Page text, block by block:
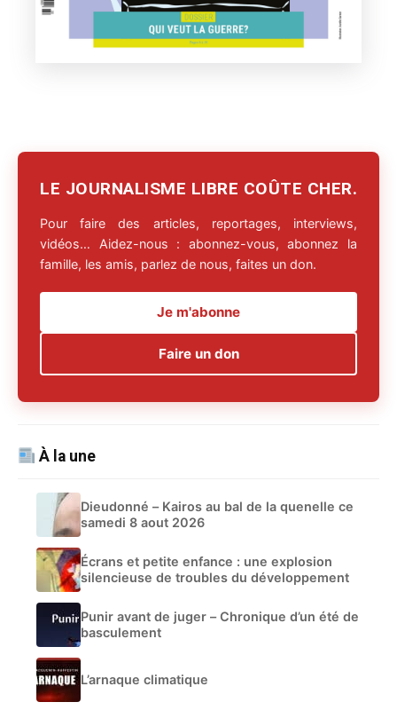
LE JOURNALISME LIBRE COÛTE CHER.
Pour faire des articles, reportages, interviews,
vidéos… Aidez-nous : abonnez-vous, abonnez la
famille, les amis, parlez de nous, faites un don.
Je m'abonne
Faire un don
À la une
Dieudonné – Kairos au bal de la quenelle ce
samedi 8 aout 2026
Écrans et petite enfance : une explosion
silencieuse de troubles du développement
Punir avant de juger – Chronique d’un été de
basculement
L’arnaque climatique